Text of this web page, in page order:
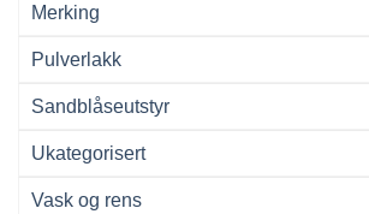
Merking
Pulverlakk
Sandblåseutstyr
Ukategorisert
Vask og rens